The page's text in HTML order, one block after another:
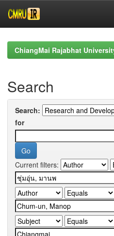
navigationChiangMai Rajabhat
Search
Search:
for
Current filters: